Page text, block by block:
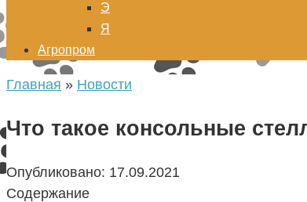
Э
Я
Агропром
Главная » Новости
Что такое консольные
Опубликовано: 17.09.2021
Содержание